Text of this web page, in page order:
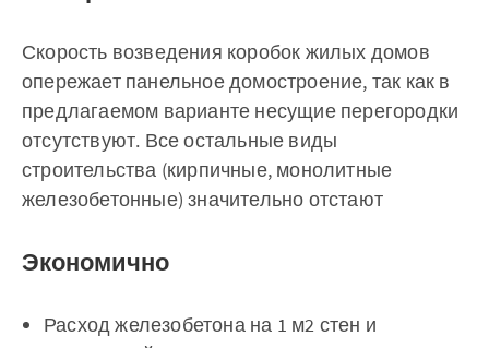
Скорость возведения коробок жилых домов
опережает панельное домостроение, так как в
предлагаемом варианте несущие перегородки
отсутствуют. Все остальные виды
строительства (кирпичные, монолитные
железобетонные) значительно отстают
Экономично
Расход железобетона на 1 м2 стен и